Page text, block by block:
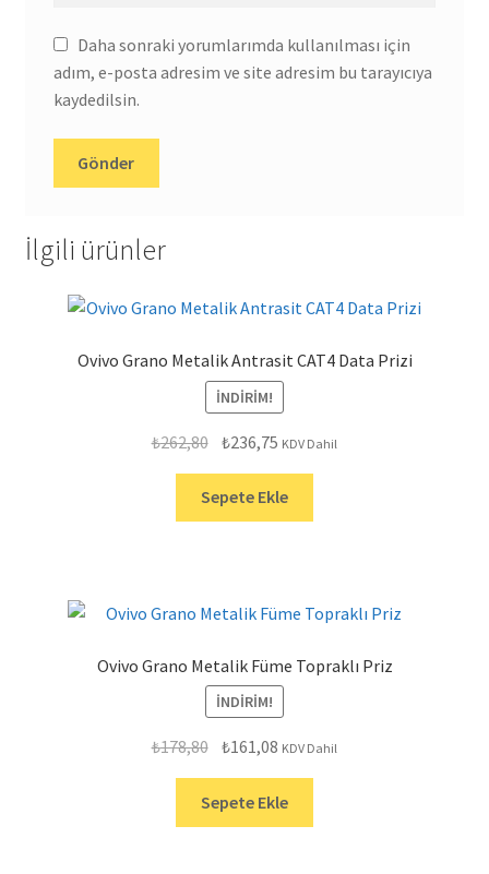
Daha sonraki yorumlarımda kullanılması için
adım, e-posta adresim ve site adresim bu tarayıcıya
kaydedilsin.
İlgili ürünler
Ovivo Grano Metalik Antrasit CAT4 Data Prizi
İNDIRIM!
₺262,80 Orijinal
₺262,80.
₺236,75 Şu
fiyat:
₺236,75.
KDV Dahil
Sepete Ekle
Ovivo Grano Metalik Füme Topraklı Priz
İNDIRIM!
₺178,80 Orijinal
₺178,80.
₺161,08 Şu
fiyat:
₺161,08.
KDV Dahil
Sepete Ekle